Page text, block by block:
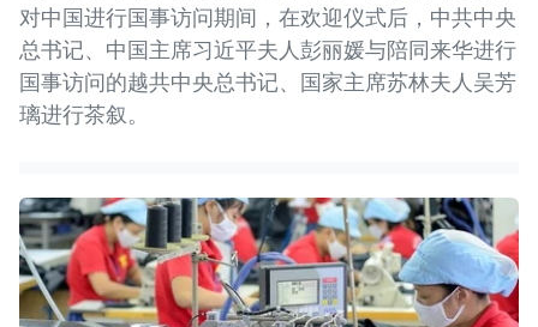
对中国进行国事访问期间，在欢迎仪式后，中共中央
总书记、中国主席习近平夫人彭丽媛与陪同来华进行
国事访问的越共中央总书记、国家主席苏林夫人吴芳
璃进行茶叙。